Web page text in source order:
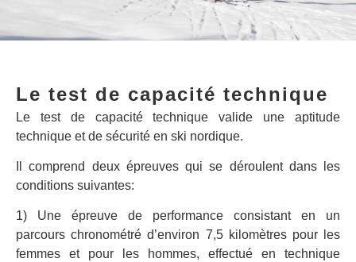
Le test de capacité technique
Le test de capacité technique valide une aptitude
technique et de sécurité en ski nordique.
Il comprend deux épreuves qui se déroulent dans les
conditions suivantes:
1) Une épreuve de performance consistant en un
parcours chronométré d’environ 7,5 kilomètres pour les
femmes et pour les hommes, effectué en technique